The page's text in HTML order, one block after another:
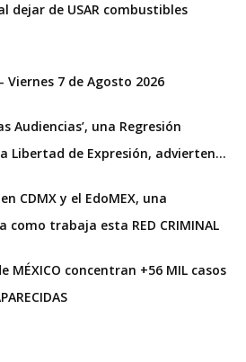
dejar de USAR combustibles
– Viernes 7 de Agosto 2026
Audiencias’, una Regresión
Libertad de Expresión, advierten…
en CDMX y el EdoMEX, una
como trabaja esta RED CRIMINAL
MÉXICO concentran +56 MIL casos